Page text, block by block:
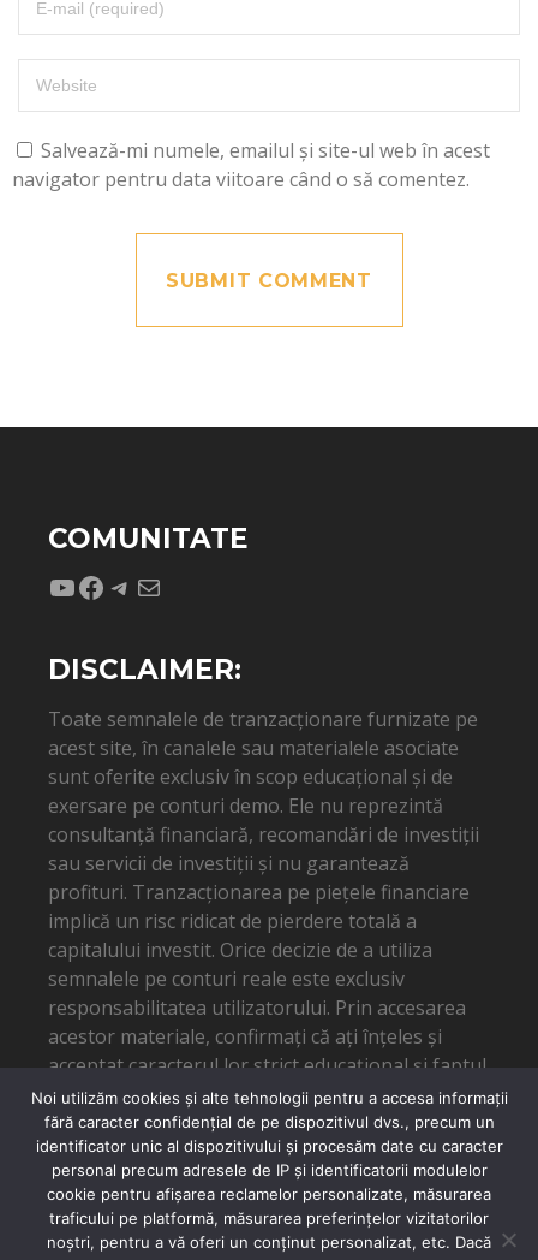
Salvează-mi numele, emailul și site-ul web în acest
navigator pentru data viitoare când o să comentez.
COMUNITATE
YouTube
Facebook
Telegram
Mail
DISCLAIMER:
Toate semnalele de tranzacționare furnizate pe
acest site, în canalele sau materialele asociate
sunt oferite exclusiv în scop educațional și de
exersare pe conturi demo. Ele nu reprezintă
consultanță financiară, recomandări de investiții
sau servicii de investiții și nu garantează
profituri. Tranzacționarea pe piețele financiare
implică un risc ridicat de pierdere totală a
capitalului investit. Orice decizie de a utiliza
semnalele pe conturi reale este exclusiv
responsabilitatea utilizatorului. Prin accesarea
acestor materiale, confirmați că ați înțeles și
acceptat caracterul lor strict educațional și faptul
că autorul nu poate fi tras la răspundere pentru
eventuale pierderi financiare.
Noi utilizăm cookies și alte tehnologii pentru a accesa informații
fără caracter confidențial de pe dispozitivul dvs., precum un
identificator unic al dispozitivului și procesăm date cu caracter
personal precum adresele de IP și identificatorii modulelor
cookie pentru afișarea reclamelor personalizate, măsurarea
traficului pe platformă, măsurarea preferințelor vizitatorilor
noștri, pentru a vă oferi un conținut personalizat, etc. Dacă